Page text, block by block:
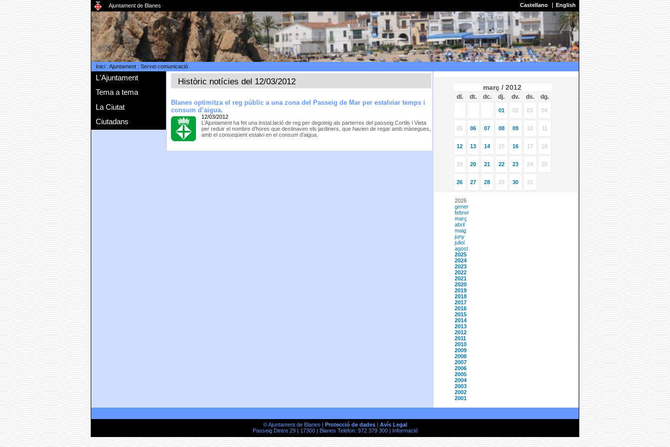
Ajuntament de Blanes Castellano English
Inici: Ajuntament: Servei comunicació
L'Ajuntament
Tema a tema
La Ciutat
Ciutadans
Històric notícies del 12/03/2012
Blanes optimitza el reg públic a una zona del Passeig de Mar per estalviar temps i
consum d’aigua.
12/03/2012
L’Ajuntament ha fet una instal.lació de reg per degoteig als parterres del passeig Cortils i Vieta
per reduir el nombre d’hores que destinaven els jardiners, que havien de regar amb mànegues,
amb el conseqüent estalvi en el consum d’aigua.
març / 2012
dl. dt. dc. dj. dv. ds. dg.
01 02 03 04
05 06 07 08 09 10 11
12 13 14 15 16 17 18
19 20 21 22 23 24 25
26 27 28 29 30 31
2026
gener
febrer
març
abril
maig
juny
juliol
agost
2025
2024
2023
2022
2021
2020
2019
2018
2017
2016
2015
2014
2013
2012
2011
2010
2009
2008
2007
2006
2005
2004
2003
2002
2001
© Ajuntament de Blanes | Protecció de dades| Avís Legal
Passeig Dintre 29 | 17300 | Blanes Telèfon: 972 379 300 |
Informació